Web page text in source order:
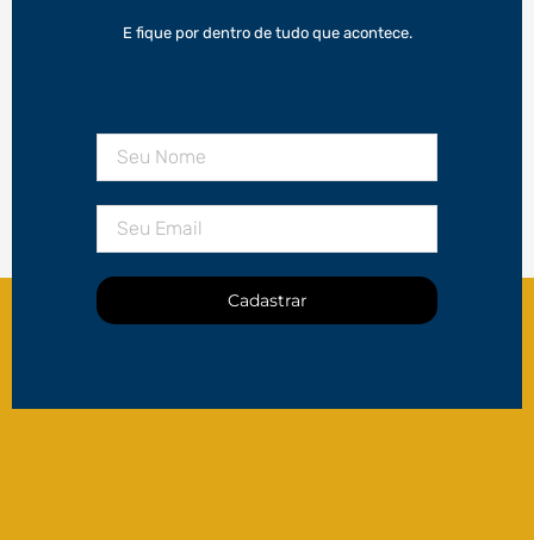
E fique por dentro de tudo que acontece.
Cadastrar